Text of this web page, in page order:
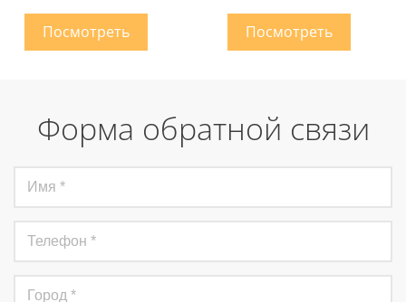
Форма обратной связи